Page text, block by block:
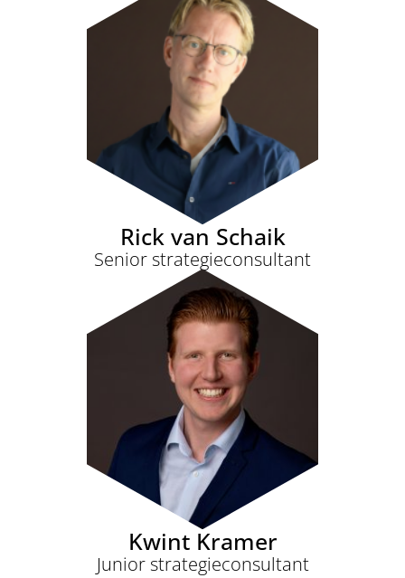
Rick van Schaik
Senior strategieconsultant
Kwint Kramer
Junior strategieconsultant